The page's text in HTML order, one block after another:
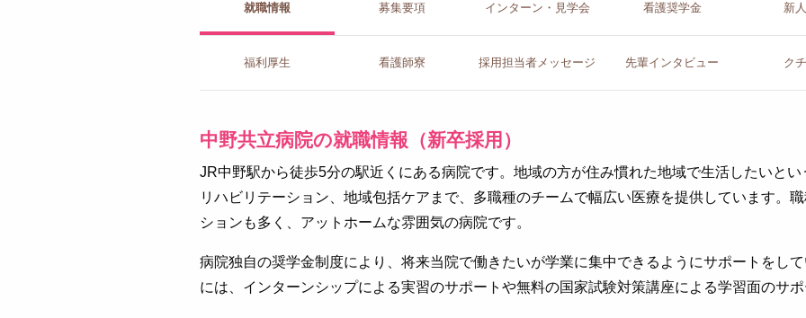
就職情報 募集要項 インターン ・見学会 看護奨学金 新
福利厚生 看護師寮 採用担当者メッセージ 先輩イン タビュー ク
中野共立病院の就職情報（新卒採用）
JR中野駅から徒歩5分の駅近くにある病院です。地域の方が住み慣れた地域で生活したいと
リハビリテーション、地域包括ケアまで、多職種のチームで幅広い医療を提供しています。
ションも多く、アットホームな雰囲気の病院です。
病院独自の奨学金制度により、将来当院で働きたいが学業に集中できるようにサポートをし
には、インターンシップによる実習のサポートや無料の国家試験対策講座による学習面のサポ